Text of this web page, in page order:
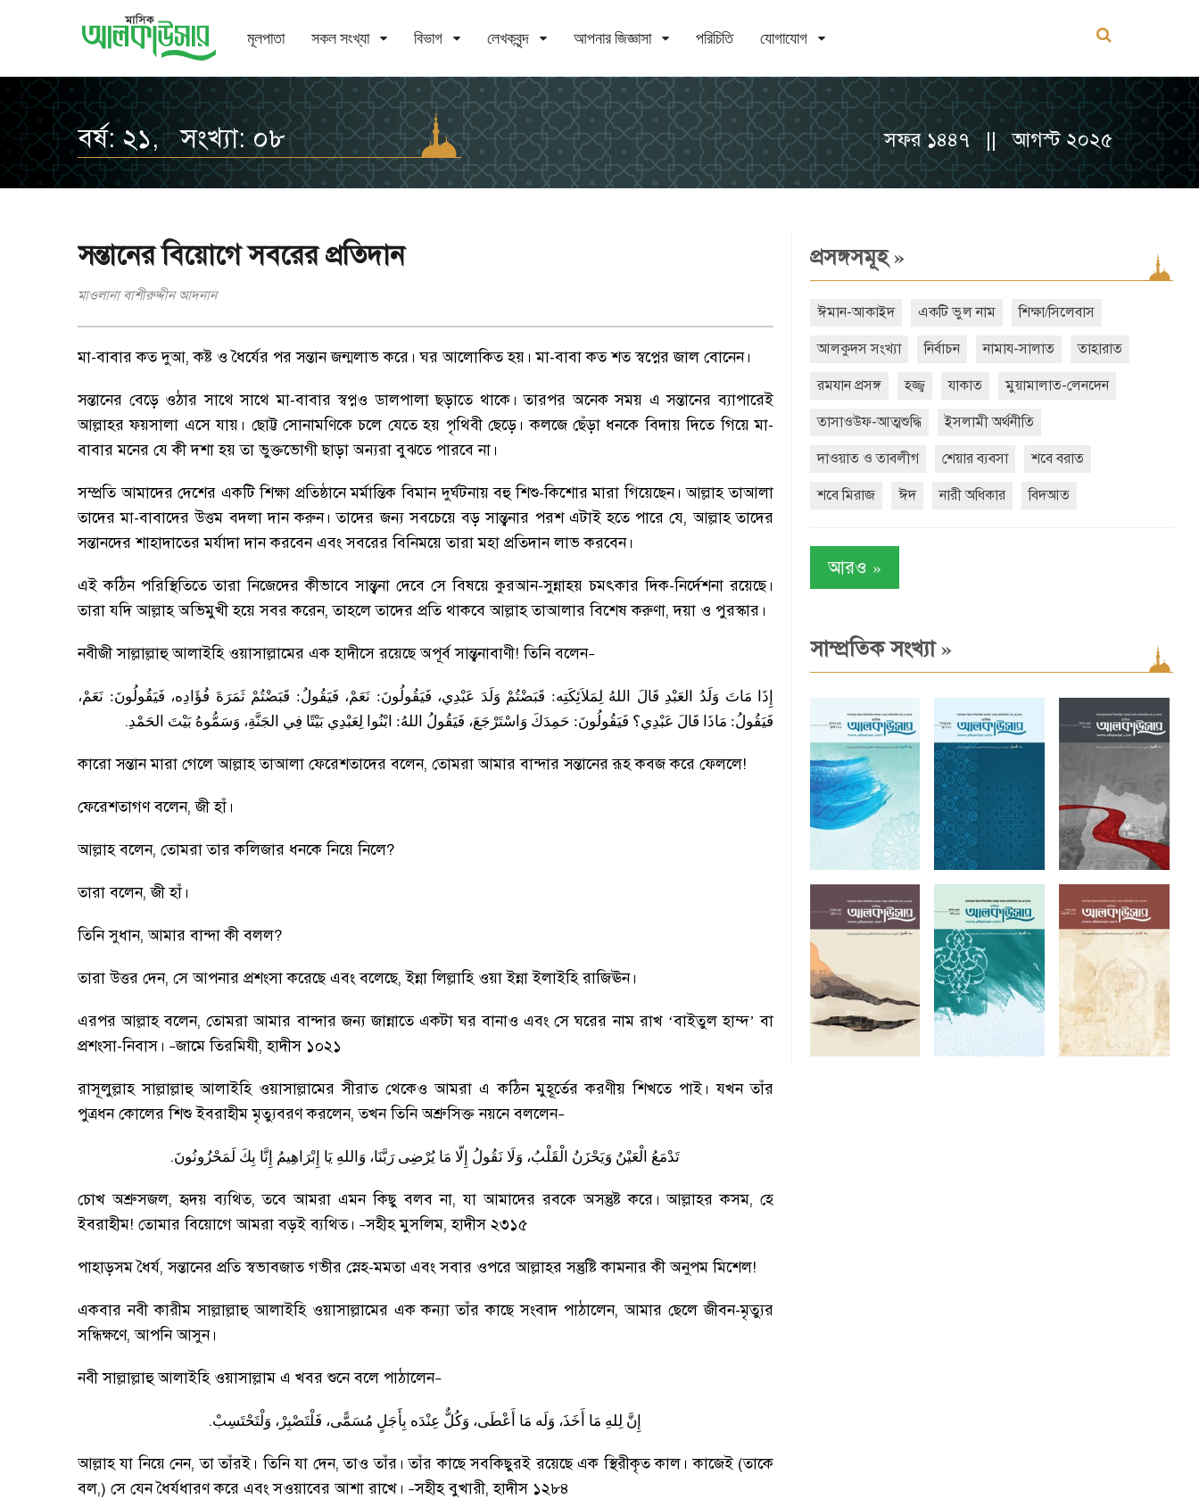
মূলপাতা সকল সংখ্যা বিভাগ লেখকবৃন্দ আপনার জিজ্ঞাসা পরিচিতি যোগাযোগ
বর্ষ: ২১, সংখ্যা: ০৮ সফর ১৪৪৭ || আগস্ট ২০২৫
সন্তানের বিয়োগে সবরের প্রতিদান
মাওলানা বাশীরুদ্দীন আদনান
মা-বাবার কত দুআ,কষ্ট ও ধৈর্যের পর সন্তান জন্মলাভ করে । ঘর আলোকিত হয় । মা-বাবা কত শত স্বপ্নের জাল বোনেন।
সন্তানের বেড়ে ওঠার সাথে সাথে মা-বাবার স্বপ্নও ডালপালা ছড়াতে থাকে। তারপর অনেক সময় এ সন্তানের ব্যাপারেই
আল্লাহর ফয়সালা এসে যায় । ছোট্ট সোনামণিকে চলে যেতে হয় পৃথিবী ছেড়ে । কলজে ছেঁড়া ধনকে বিদায় দিতে গিয়ে মা-
বাবার মনের যে কী দশা হয় তা ভুক্তভোগী ছাড়া অন্যরা বুঝতে পারবে না ।
সম্প্রতি আমাদের দেশের একটি শিক্ষা প্রতিষ্ঠানে মর্মান্তিক বিমান দুর্ঘটনায় বহু শিশু-কিশোর মারা গিয়েছেন। আল্লাহ তাআলা
তাদের মা-বাবাদের উত্তম বদলা দান করুন। তাদের জন্য সবচেয়ে বড় সান্ত্বনার পরশ এটাই হতে পারে যে,আল্লাহ তাদের
সন্তানদের শাহাদাতের মর্যাদা দান করবেন এবং সবরের বিনিময়ে তারা মহা প্রতিদান লাভ করবেন।
এই কঠিন পরিস্থিতিতে তারা নিজেদের কীভাবে সান্ত্বনা দেবে সে বিষয়ে কুরআন-সুন্নাহ্য় চমৎকার দিক-নির্দেশনা রয়েছে।
তারা যদি আল্লাহ অভিমুখী হয়ে সবর করেন,তাহলে তাদের প্রতি থাকবে আল্লাহ তাআলার বিশেষ করুণা,দয়া ও পুরস্কার ।
নবীজী সাল্লাল্লাহু আলাইহি ওয়াসাল্লামের এক হাদীসে রয়েছে অপূর্ব সান্ত্বনাবাণী! তিনি বলেন–
إِذَا مَاتَ وَلَدُ العَبْدِ قَالَ اللهُ لِمَلاَئِكَتِه: قَبَضْتُمْ وَلَدَ عَبْدِي، فَيَقُولُونَ: نَعَمْ، فَيَقُولُ: قَبَضْتُمْ ثَمَرَةَ فُؤَادِه، فَيَقُولُونَ: نَعَمْ،
فَيَقُولُ: مَاذَا قَالَ عَبْدِي؟ فَيَقُولُونَ: حَمِدَكَ وَاسْتَرْجَعَ، فَيَقُولُ اللهُ: ابْنُوا لِعَبْدِي بَيْتًا فِي الجَنَّةِ، وَسَمُّوهُ بَيْتَ الحَمْدِ.
কারো সন্তান মারা গেলে আল্লাহ তাআলা ফেরেশতাদের বলেন, তোমরা আমার বান্দার সন্তানের রূহ কবজ করে ফেললে!
ফেরেশতাগণ বলেন,জী হাঁ ।
আল্লাহ বলেন, তোমরা তার কলিজার ধনকে নিয়ে নিলে?
তারা বলেন,জী হাঁ ।
তিনি সুধান,আমার বান্দা কী বলল?
তারা উত্তর দেন, সে আপনার প্রশংসা করেছে এবং বলেছে,ইন্না লিল্লাহি ওয়া ইন্না ইলাইহি রাজিঊন।
এরপর আল্লাহ বলেন,তোমরা আমার বান্দার জন্য জান্নাতে একটা ঘর বানাও এবং সে ঘরের নাম রাখ ‘বাইতুল হাম্দ’ বা
প্রশংসা-নিবাস । –জামে তিরমিযী,হাদীস ১০২১
রাসূলুল্লাহ সাল্লাল্লাহু আলাইহি ওয়াসাল্লামের সীরাত থেকেও আমরা এ কঠিন মুহূর্তের করণীয় শিখতে পাই। যখন তাঁর
পুত্রধন কোলের শিশু ইবরাহীম মৃত্যুবরণ করলেন,তখন তিনি অশ্রুসিক্ত নয়নে বললেন–
تَدْمَعُ الْعَيْنُ وَيَحْزَنُ الْقَلْبُ، وَلَا نَقُولُ إِلّا مَا يُرْضِى رَبَّنَا، وَاللهِ يَا إِبْرَاهِيمُ إِنَّا بِكَ لَمَحْزُونُونَ.
চোখ অশ্রুসজল,হৃদয় ব্যথিত,তবে আমরা এমন কিছু বলব না,যা আমাদের রবকে অসন্তুষ্ট করে। আল্লাহর কসম, হে
ইবরাহীম! তোমার বিয়োগে আমরা বড়ই ব্যথিত। –সহীহ মুসলিম,হাদীস ২৩১৫
পাহাড়সম ধৈর্য,সন্তানের প্রতি স্বভাবজাত গভীর স্নেহ-মমতা এবং সবার ওপরে আল্লাহর সন্তুষ্টি কামনার কী অনুপম মিশেল!
একবার নবী কারীম সাল্লাল্লাহু আলাইহি ওয়াসাল্লামের এক কন্যা তাঁর কাছে সংবাদ পাঠালেন,আমার ছেলে জীবন-মৃত্যুর
সন্ধিক্ষণে,আপনি আসুন।
নবী সাল্লাল্লাহু আলাইহি ওয়াসাল্লাম এ খবর শুনে বলে পাঠালেন–
إِنَّ لِلهِ مَا أَخَذَ، وَلَه مَا أَعْطَى، وَكُلٌّ عِنْدَه بِأَجَلٍ مُسَمًّى، فَلْتَصْبِرْ، وَلْتَحْتَسِبْ.
আল্লাহ যা নিয়ে নেন,তা তাঁরই। তিনি যা দেন,তাও তাঁর। তাঁর কাছে সবকিছুরই রয়েছে এক স্থিরীকৃত কাল । কাজেই (তাকে
বল,) সে যেন ধৈর্যধারণ করে এবং সওয়াবের আশা রাখে । –সহীহ বুখারী,হাদীস ১২৮৪
প্রসঙ্গসমূহ»
ঈমান-আকাইদ একটি ভুল নাম শিক্ষা/সিলেবাস
আলকুদস সংখ্যা নির্বাচন নামায-সালাত তাহারাত
রমযান প্রসঙ্গ হজ্জ্ব যাকাত মুয়ামালাত-লেনদেন
তাসাওউফ-আত্মশুদ্ধি ইসলামী অর্থনীতি
দাওয়াত ও তাবলীগ শেয়ার ব্যবসা শবে বরাত
শবে মিরাজ ঈদ নারী অধিকার বিদআত
আরও »
সাম্প্রতিক সংখ্যা»